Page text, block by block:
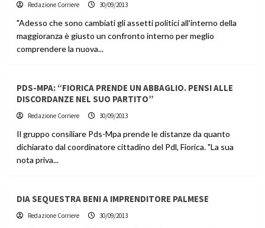
Redazione Corriere 30/09/2013
"Adesso che sono cambiati gli assetti politici all'interno della
maggioranza è giusto un confronto interno per meglio
comprendere la nuova...
PDS-MPA: “FIORICA PRENDE UN ABBAGLIO. PENSI ALLE
DISCORDANZE NEL SUO PARTITO”
Redazione Corriere 30/09/2013
Il gruppo consiliare Pds-Mpa prende le distanze da quanto
dichiarato dal coordinatore cittadino del Pdl, Fiorica. "La sua
nota priva...
DIA SEQUESTRA BENI A IMPRENDITORE PALMESE
Redazione Corriere 30/09/2013